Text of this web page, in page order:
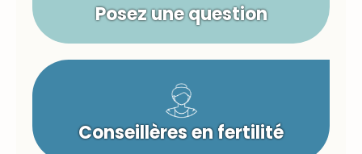
Posez une question
Conseillères en fertilité